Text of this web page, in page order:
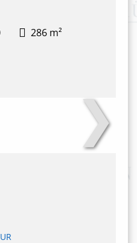
286 m²
❯